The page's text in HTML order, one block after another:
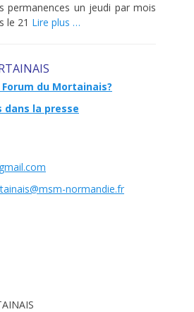
permanences un jeudi par mois
le 21 Lire plus …
du Mortainais?
dans la presse
normandie.fr